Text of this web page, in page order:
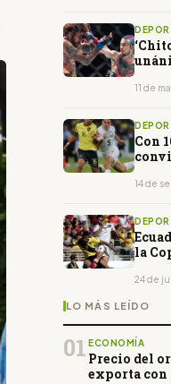
11 de
Con
14 de
la
24 de
LO MÁS LEÍDO
01 ECONOMÍA
Precio del
exporta con